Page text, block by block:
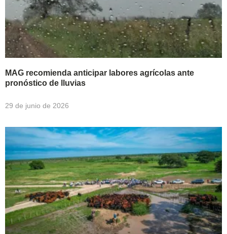
MAG recomienda anticipar labores agrícolas ante
pronóstico de lluvias
29 de junio de 2026